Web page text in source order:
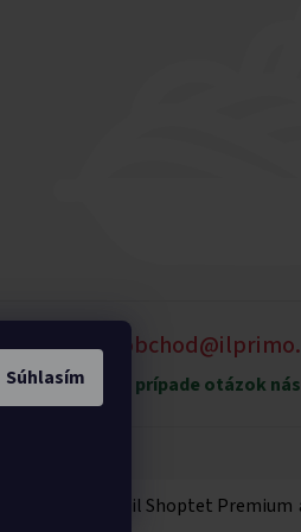
Súhlasím
875 258
sklad V prípade otázok
Vytvoril Shoptet Premium